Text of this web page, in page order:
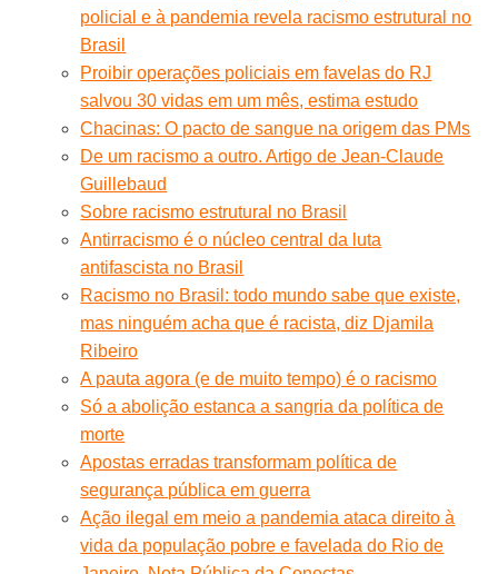
policial e à pandemia revela racismo estrutural no
Brasil
Proibir operações policiais em favelas do RJ
salvou 30 vidas em um mês, estima estudo
Chacinas: O pacto de sangue na origem das PMs
De um racismo a outro. Artigo de Jean-Claude
Guillebaud
Sobre racismo estrutural no Brasil
Antirracismo é o núcleo central da luta
antifascista no Brasil
Racismo no Brasil: todo mundo sabe que existe,
mas ninguém acha que é racista, diz Djamila
Ribeiro
A pauta agora (e de muito tempo) é o racismo
Só a abolição estanca a sangria da política de
morte
Apostas erradas transformam política de
segurança pública em guerra
Ação ilegal em meio a pandemia ataca direito à
vida da população pobre e favelada do Rio de